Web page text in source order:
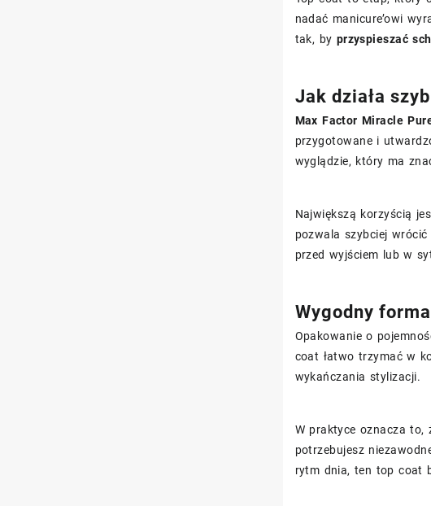
nadać manicure’owi
tak, by przyspieszać
Jak działa
Max Factor Miracle
przygotowane i
wyglądzie, który ma
Największą korzyścią
pozwala szybciej
przed wyjściem lub w
Wygodny
Opakowanie o
coat łatwo trzymać w
wykańczania stylizacji.
W praktyce oznacza to,
potrzebujesz
rytm dnia, ten top coat